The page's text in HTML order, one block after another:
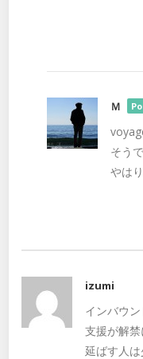
Ｍ
そう
やは
izumi
インバウ
支援が解
延ばす人